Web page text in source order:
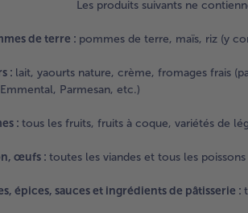
Les produits suivants ne
de terre : pommes de terre, maïs, riz (y
: lait, yaourts nature, crème, fromages frais
Parmesan, etc.)
: tous les fruits, fruits à coque, variétés de
œufs : toutes les viandes et tous les
épices, sauces et ingrédients de pâtisserie :